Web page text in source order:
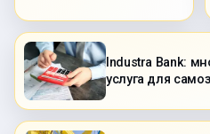
Industra Bank:
услуга для